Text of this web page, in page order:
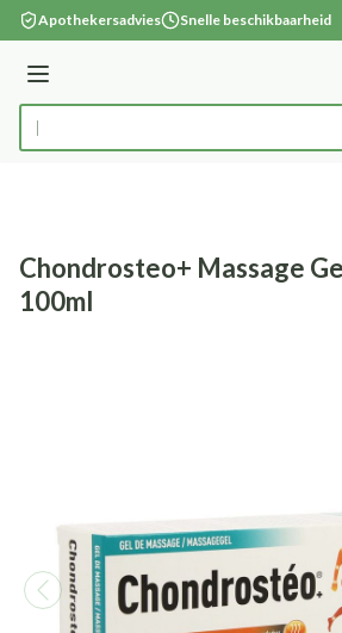
Ga naar de inhoud
Apothekersadvies Snelle beschikbaarheid
Menu
Product, merk, categorie...
Chondrosteo+ Massage
100ml